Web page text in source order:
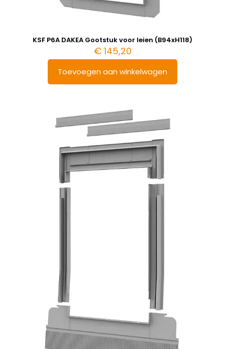
KSF P6A DAKEA Gootstuk voor leien (B94xH118)
€145,20
Toevoegen aan winkelwagen